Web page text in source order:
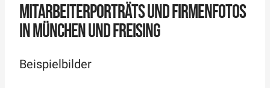
MITARBEITERPORTRÄTS UND FIRMENFOTOS
IN MÜNCHEN UND FREISING
Beispielbilder